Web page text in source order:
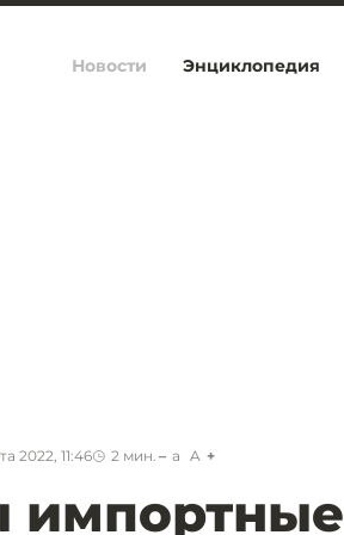
Новости Энциклопедия
2022, 11:46 2 мин. a A
импортные